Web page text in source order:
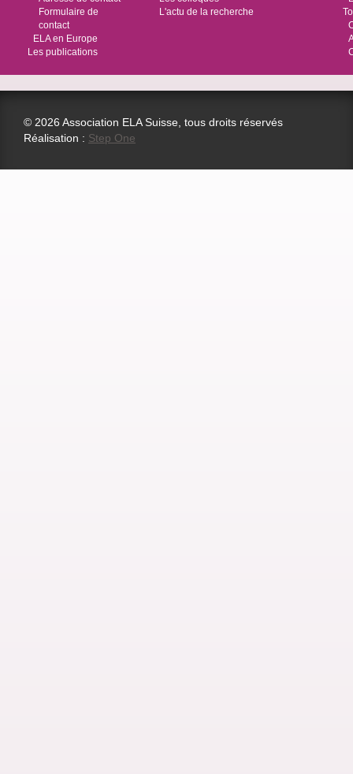
Formulaire de
contact
ELA en Europe
Les publications
L'actu de la recherche
© 2026 Association ELA Suisse, tous droits réservés
Réalisation : Step One